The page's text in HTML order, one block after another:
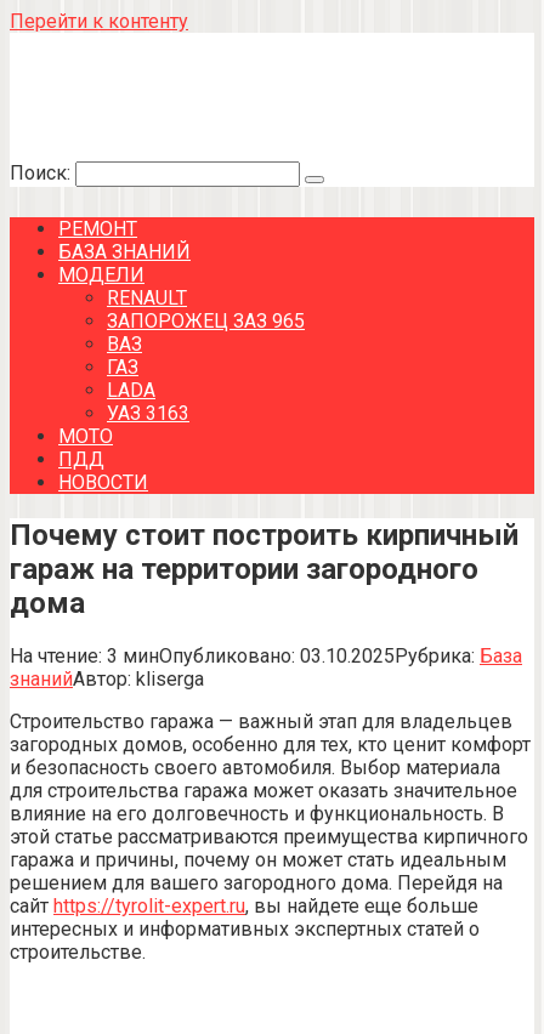
Перейти к контенту
Поиск:
РЕМОНТ
БАЗА ЗНАНИЙ
МОДЕЛИ
RENAULT
ЗАПОРОЖЕЦ ЗАЗ 965
ВАЗ
ГАЗ
LADA
УАЗ 3163
МОТО
ПДД
НОВОСТИ
Почему стоит построить кирпичный
гараж на территории загородного
дома
На чтение: 3 минОпубликовано: 03.10.2025Рубрика: База
знанийАвтор: kliserga
Строительство гаража — важный этап для владельцев
загородных домов, особенно для тех, кто ценит комфорт
и безопасность своего автомобиля. Выбор материала
для строительства гаража может оказать значительное
влияние на его долговечность и функциональность. В
этой статье рассматриваются преимущества кирпичного
гаража и причины, почему он может стать идеальным
решением для вашего загородного дома. Перейдя на
сайт https://tyrolit-expert.ru, вы найдете еще больше
интересных и информативных экспертных статей о
строительстве.